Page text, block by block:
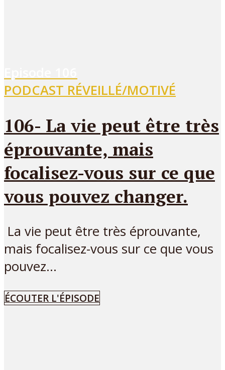
PODCAST RÉVEILLÉ/MOTIVÉ
106- La vie peut être très
éprouvante, mais
focalisez-vous sur ce que
vous pouvez changer.
La vie peut être très éprouvante,
mais focalisez-vous sur ce que vous
pouvez...
ÉCOUTER L'ÉPISODE